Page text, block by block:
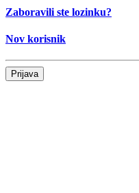
Zaboravili ste lozinku?
Nov korisnik